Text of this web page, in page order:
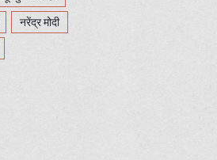
नरेंद्र मोदी